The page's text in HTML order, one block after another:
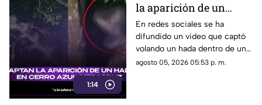
1:14
la aparición de un
HADA en Cerro Azul,
VERACRUZ (+VIDEO)
En redes sociales se ha
difundido un video que captó
volando un hada dentro de una
vivienda en Cerro Azul,
agosto 05, 2026 05:53 p. m.